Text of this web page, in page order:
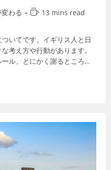
わる 13 mins read
いてです。イギリス人と日
考え方や行動があります。
ル、とにかく謝るところ、